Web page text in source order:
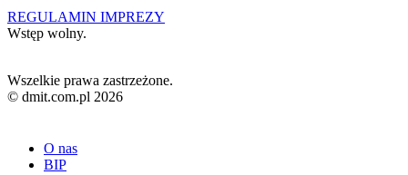
REGULAMIN IMPREZY
Wstęp wolny.
Wszelkie prawa zastrzeżone.
© dmit.com.pl 2026
O nas
BIP